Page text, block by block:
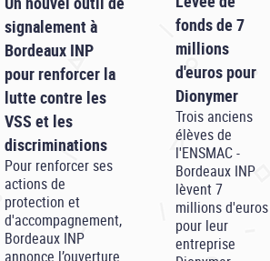
signalement à
Bordeaux INP
pour renforcer la
lutte contre les
VSS et les
discriminations
Pour renforcer ses
actions de
protection et
d'accompagnement,
Bordeaux INP
annonce l’ouverture
fonds de 7
millions
d'euros pour
Dionymer
Trois anciens
élèves de
l'ENSMAC -
Bordeaux INP
lèvent 7
millions d'euros
pour leur
entreprise